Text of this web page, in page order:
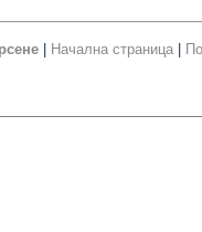
Начална страница